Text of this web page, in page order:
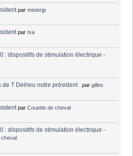
parmisterjp
par Isa
: dispositifs de stimulation électrique -
de T Delrieu notre président . pargilles
parCouette de cheval
: dispositifs de stimulation électrique -